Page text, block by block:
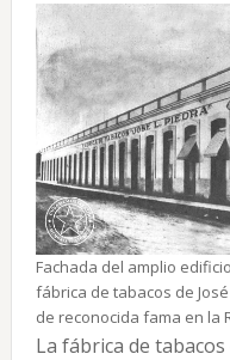
Fachada del amplio
fábrica de tabacos de
de reconocida fama en la
La fábrica de